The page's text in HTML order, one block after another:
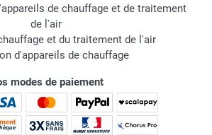
de chauffage et de traitement
de l'air
et du traitement de l'air
d'appareils de chauffage
modes de paiement